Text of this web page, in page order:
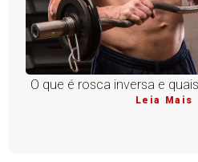
O que é rosca inversa e
Leia Mais